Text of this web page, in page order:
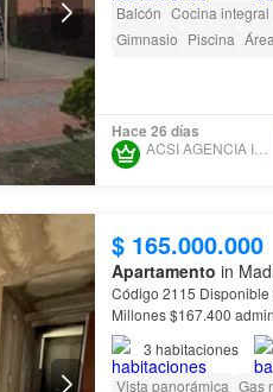
Balcón Cocina integral
Gimnasio Piscina
Hace 26 días
ACSI AGENCIA INMOBILIARIA
$ 165.000.000
Apartamento in
Código 2115 Disponible
Millones $167.400
3 habitaciones
Vista panorámica Gas